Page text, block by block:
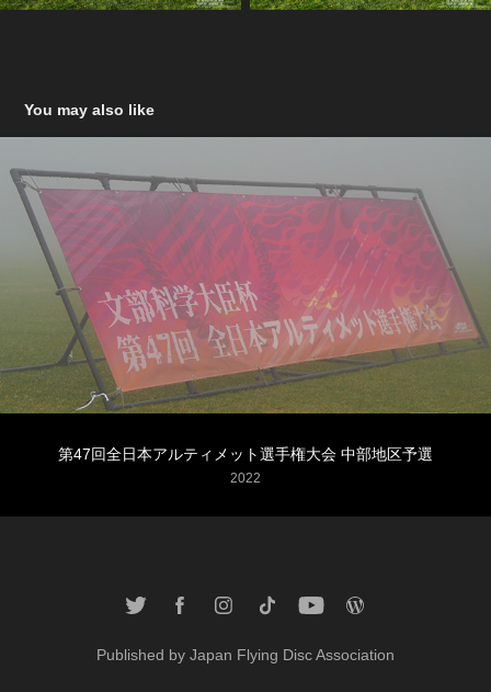
You may also like
第47回全日本アルティメット選手権大会 中部地区予選
2022
Published by Japan Flying Disc Association